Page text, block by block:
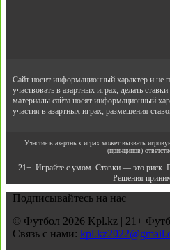
Сайт носит информационный характер и не
участвовать в азартных играх, делать
материалы сайта носят информационный
участия в азартных играх, размещения
Участие в азартных играх может вызвать
(принципов)
21+. Играйте с умом. Ставки — это риск.
Решения
Подписывайтесь на нас
© Футбол 2026 Kpl.kz | 21+
Связь с нами: